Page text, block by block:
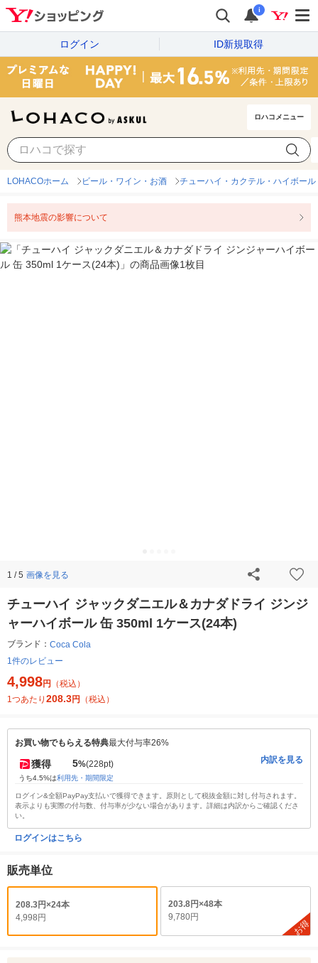
i
ログイン ID新規取得
ロハコメニュー
LOHACOホーム ビール・ワイン・お酒 チューハイ・カクテル・ハイボール
熊本地震の影響について
1 / 5 画像を見る
チューハイ ジャックダニエル＆カナダドライ ジンジ
ャーハイボール 缶 350ml 1ケース(24本)
ブランド： Coca Cola
1件のレビュー
4,998円
（税込）
1つあたり 208.3円 （税込）
お買い物でもらえる特典最大付与率26%
獲得 5%(228pt)
うち4.5%は利用先・期間限定
内訳を見る
ログイン&全額PayPay支払いで獲得できます。原則として税抜金額に対し付与されます。
表示よりも実際の付与数、付与率が少ない場合があります。詳細は内訳からご確認くださ
い。
ログインはこちら
販売単位
208.3円×24本
4,998円
203.8円×48本
9,780円
お得